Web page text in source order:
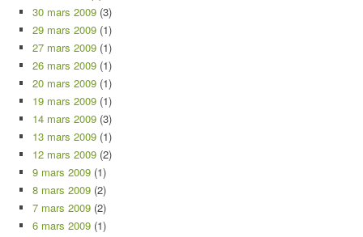
30 mars 2009 (3)
29 mars 2009 (1)
27 mars 2009 (1)
26 mars 2009 (1)
20 mars 2009 (1)
19 mars 2009 (1)
14 mars 2009 (3)
13 mars 2009 (1)
12 mars 2009 (2)
9 mars 2009 (1)
8 mars 2009 (2)
7 mars 2009 (2)
6 mars 2009 (1)